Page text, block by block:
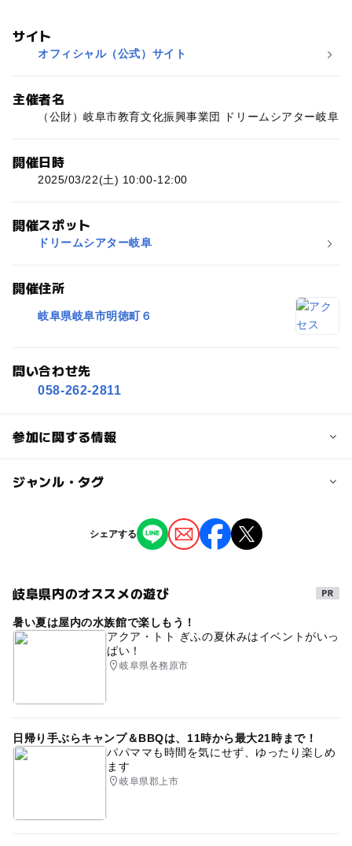
サイト
オフィシャル（公式）サイト
主催者名
（公財）岐阜市教育文化振興事業団 ドリームシアター岐阜
開催日時
2025/03/22(土) 10:00-12:00
開催スポット
ドリームシアター岐阜
開催住所
岐阜県岐阜市明徳町６
問い合わせ先
058-262-2811
参加に関する情報
定員
対象年齢
0歳･1歳･2歳の赤ちゃん(乳児･幼児)
3歳･4歳･5歳･6歳(幼児)
小学生中学生･高校生 大人
予約不要
注意・制限事項
１．修理の際は慎重に取り扱いますが、修理できない場合
料ですが部品交換・改造が必要な時は、実費がかかりま
ジャンル・タグ
タグ
雨でも遊べる 岐阜 家族
修理 治す
ドリームシアター岐阜
家庭 第4土曜
シェアする
岐阜県内のオススメの遊び
暑い夏は屋内の水族館で楽しもう！
アクア・トト ぎふの夏休みはイベントがいっ
ぱい！
岐阜県各務原市
日帰り手ぶらキャンプ＆BBQは、11時から最大21時まで！
パパママも時間を気にせず、ゆったり楽しめ
ます
岐阜県郡上市